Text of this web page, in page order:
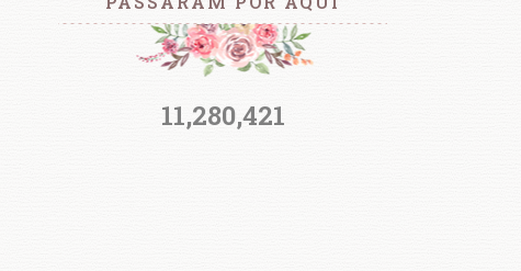
11,280,421